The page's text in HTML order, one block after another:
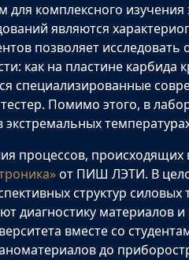
комплексного
являются
позволяет исследовать
как на пластине карбида
специализированные
Помимо этого, в
происходящих
от ПИШ ЛЭТИ. В
структур
диагностику материалов
вместе со
до